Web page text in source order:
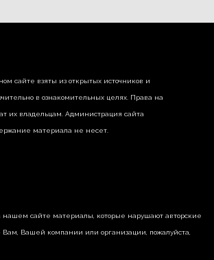
сайте взяты из открытых источников и
в ознакомительных целях. Права на
их владельцам. Администрация сайта
материала не несет.
нашем сайте материалы, которые нарушают авторские
Вашей компании или организации, пожалуйста,